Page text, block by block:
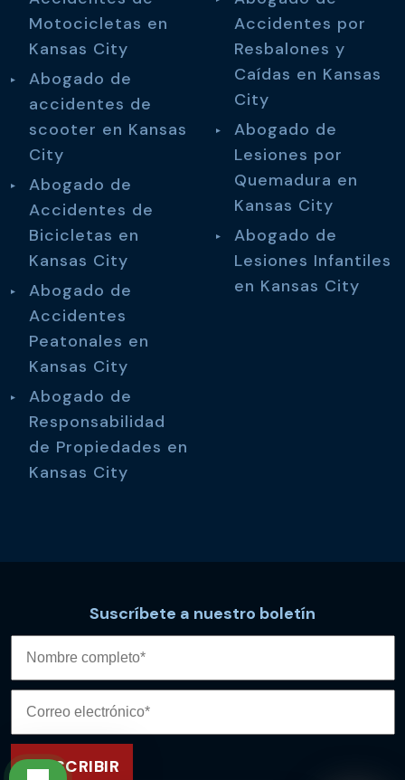
Motocicletas en
Kansas City
Abogado de
accidentes de
scooter en Kansas
City
Abogado de
Accidentes de
Bicicletas en
Kansas City
Abogado de
Accidentes
Peatonales en
Kansas City
Abogado de
Responsabilidad
de Propiedades en
Kansas City
Accidentes por
Resbalones y
Caídas en Kansas
City
Abogado de
Lesiones por
Quemadura en
Kansas City
Abogado de
Lesiones Infantiles
en Kansas City
Suscríbete a nuestro boletín